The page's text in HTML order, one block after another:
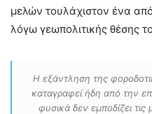
μελών τουλάχιστον ένα
λόγω γεωπολιτικής θέσης
Η εξάντληση της
καταγραφεί ήδη από την
φυσικά δεν εμποδίζει